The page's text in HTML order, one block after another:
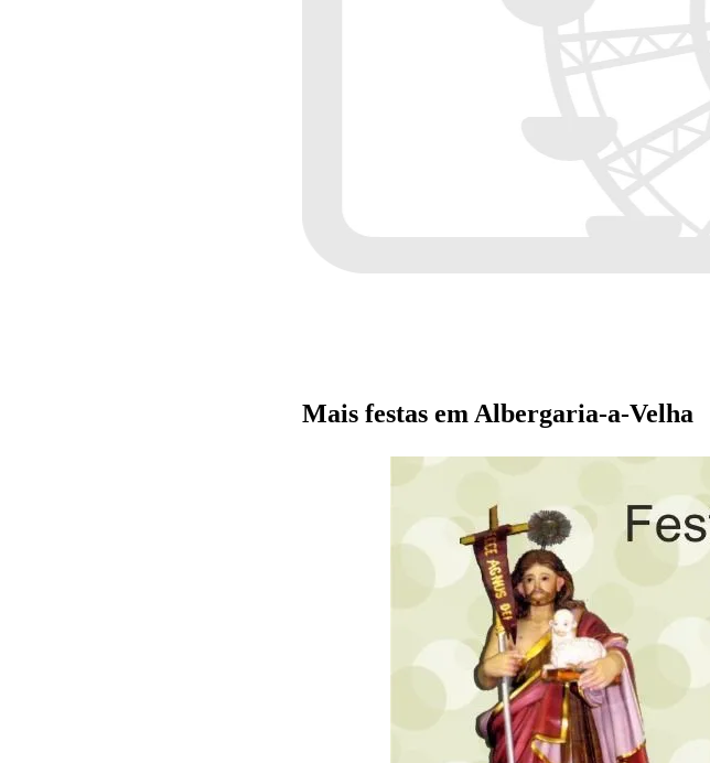
Mais festas em Albergaria-a-Velha